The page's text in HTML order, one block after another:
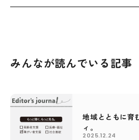
みんなが読んでいる記事
地域とともに育
ィ。
2025.12.24